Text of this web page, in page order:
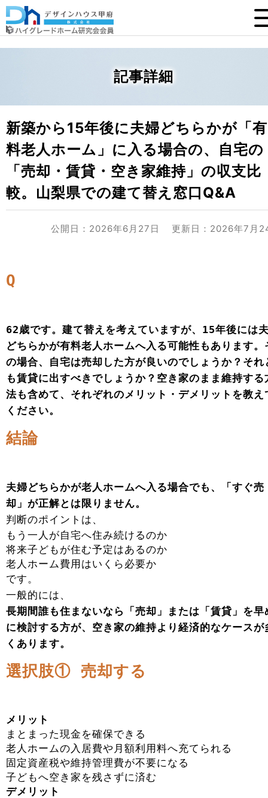
記事詳細
新築から15年後に夫婦どちらかが「有
料老人ホーム」に入る場合の、自宅の
「売却・賃貸・空き家維持」の収支比
較。山梨県での建て替え窓口Q&A
公開日：2026年6月27日 更新日：2026年7月
Q
62歳です。建て替えを考えていますが、15年後には
どちらかが有料老人ホームへ入る可能性もあります。
の場合、自宅は売却した方が良いのでしょうか？それ
も賃貸に出すべきでしょうか？空き家のまま維持する
法も含めて、それぞれのメリット・デメリットを教え
ください。
結論
夫婦どちらかが老人ホームへ入る場合でも、「すぐ売
却」が正解とは限りません。
判断のポイントは、
もう一人が自宅へ住み続けるのか
将来子どもが住む予定はあるのか
老人ホーム費用はいくら必要か
です。
一般的には、
長期間誰も住まないなら「売却」または「賃貸」を早
に検討する方が、空き家の維持より経済的なケースが
くあります。
選択肢① 売却する
メリット
まとまった現金を確保できる
老人ホームの入居費や月額利用料へ充てられる
固定資産税や維持管理費が不要になる
子どもへ空き家を残さずに済む
デメリット